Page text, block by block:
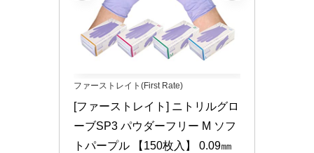
ファーストレイト(First Rate)
[ファーストレイト] ニトリルグロ
ーブSP3 パウダーフリー M ソフ
トパープル 【150枚入】 0.09㎜